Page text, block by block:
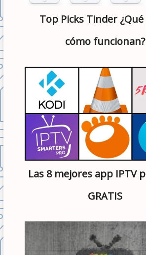
Top Picks Tinder ¿Qué son y
cómo funcionan?
Las 8 mejores app IPTV para Mac
GRATIS